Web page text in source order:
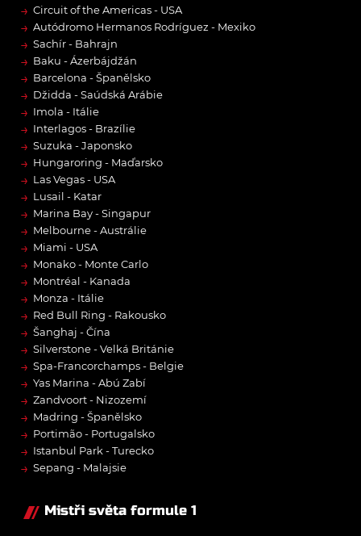
→ Circuit of the Americas - USA
→ Autódromo Hermanos Rodríguez - Mexiko
→ Sachír - Bahrajn
→ Baku - Ázerbájdžán
→ Barcelona - Španělsko
→ Džidda - Saúdská Arábie
→ Imola - Itálie
→ Interlagos - Brazílie
→ Suzuka - Japonsko
→ Hungaroring - Maďarsko
→ Las Vegas - USA
→ Lusail - Katar
→ Marina Bay - Singapur
→ Melbourne - Austrálie
→ Miami - USA
→ Monako - Monte Carlo
→ Montréal - Kanada
→ Monza - Itálie
→ Red Bull Ring - Rakousko
→ Šanghaj - Čína
→ Silverstone - Velká Británie
→ Spa-Francorchamps - Belgie
→ Yas Marina - Abú Zabí
→ Zandvoort - Nizozemí
→ Madring - Španělsko
→ Portimão - Portugalsko
→ Istanbul Park - Turecko
→ Sepang - Malajsie
Mistři světa formule 1